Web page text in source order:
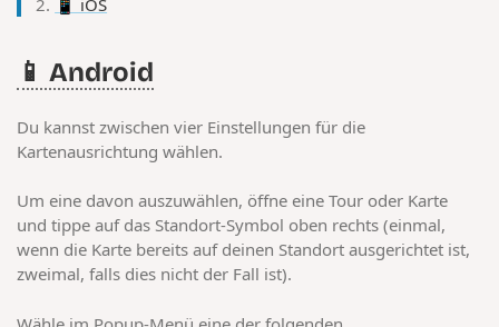
📱 Android
Du kannst zwischen vier Einstellungen für die
Kartenausrichtung wählen.
Um eine davon auszuwählen, öffne eine Tour oder Karte
und tippe auf das Standort-Symbol oben rechts (einmal,
wenn die Karte bereits auf deinen Standort ausgerichtet ist,
zweimal, falls dies nicht der Fall ist).